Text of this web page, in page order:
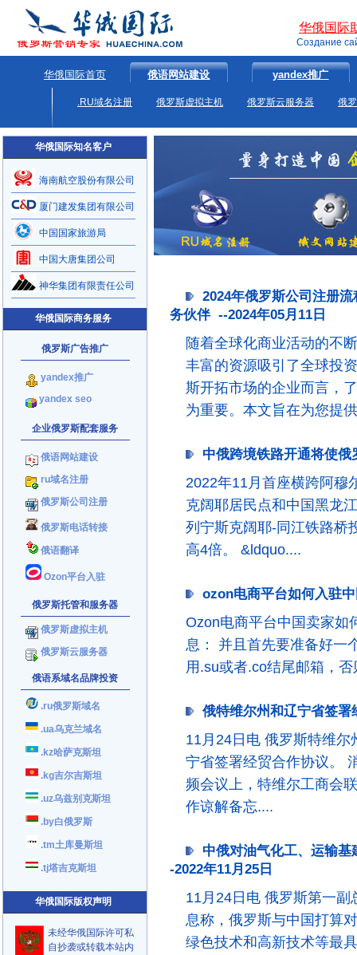
华俄国际
Создание
华俄国际首页 俄语网站建设 yandex推广
.RU域名注册 俄罗斯虚拟主机 俄罗斯云服务器 俄
华俄国际知名客户
海南航空股份有限公司
厦门建发集团有限公司
中国国家旅游局
中国大唐集团公司
神华集团有限责任公司
华俄国际商务服务
俄罗斯广告推广
yandex推广
yandex seo
企业俄罗斯配套服务
俄语网站建设
ru域名注册
俄罗斯公司注册
俄罗斯电话转接
俄语翻译
Ozon平台入驻
俄罗斯托管和服务器
俄罗斯虚拟主机
俄罗斯云服务器
俄语系域名品牌投资
.ru俄罗斯域名
.ua乌克兰域名
.kz哈萨克斯坦
.kg吉尔吉斯坦
.uz乌兹别克斯坦
.by白俄罗斯
.tm土库曼斯坦
.tj塔吉克斯坦
华俄国际版权声明
未经华俄国际许可私
自抄袭或转载本站内
2024年俄罗斯公司注册
务伙伴 --2024年05月11日
随着全球化商业活动的不
丰富的资源吸引了全球投
斯开拓市场的企业而言，
为重要。本文旨在为您提
中俄跨境铁路开通将使
2022年11月首座横跨阿穆
克阔耶居民点和中国黑龙
列宁斯克阔耶-同江铁路桥
高4倍。 &ldquo....
ozon电商平台如何入驻
Ozon电商平台中国卖家如
息： 并且首先要准备好一
用.su或者.co结尾邮箱，
俄特维尔州和辽宁省签
11月24日电 俄罗斯特维
宁省签署经贸合作协议。
频会议上，特维尔工商会
作谅解备忘....
中俄对油气化工、运输
-2022年11月25日
11月24日电 俄罗斯第一副
息称，俄罗斯与中国打算
绿色技术和高新技术等最